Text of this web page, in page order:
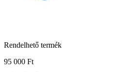
Rendelhető termék
95 000 Ft